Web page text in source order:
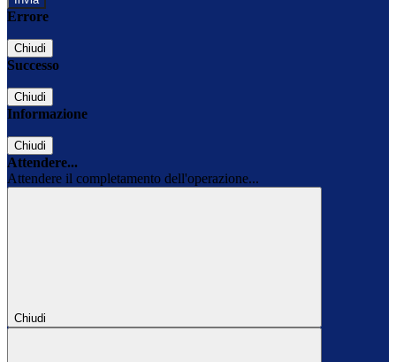
Errore
Chiudi
Successo
Chiudi
Informazione
Chiudi
Attendere...
Attendere il completamento dell'operazione...
Chiudi